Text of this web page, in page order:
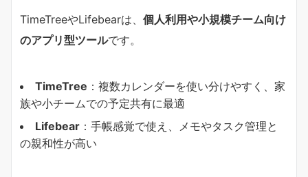
TimeTreeやLifebearは、 個人利用や小規模チーム向け
のアプリ型ツールです。
TimeTree ：複数カレンダーを使い分けやすく、家
族や小チームでの予定共有に最適
Lifebear ：手帳感覚で使え、メモやタスク管理と
の親和性が高い